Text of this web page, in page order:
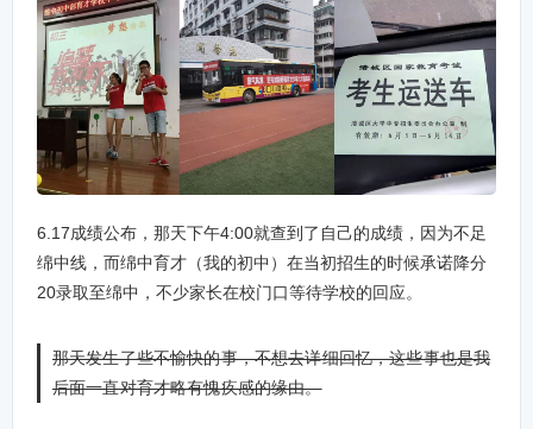
6.17成绩公布，那天下午4:00就查到了自己的成绩，因为不足
绵中线，而绵中育才（我的初中）在当初招生的时候承诺降分
20录取至绵中，不少家长在校门口等待学校的回应。
那天发生了些不愉快的事，不想去详细回忆，这些事也是我
后面一直对育才略有愧疚感的缘由。